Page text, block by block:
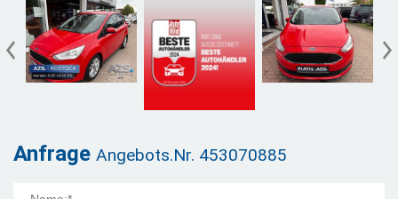
Anfrage Angebots.Nr. 453070885